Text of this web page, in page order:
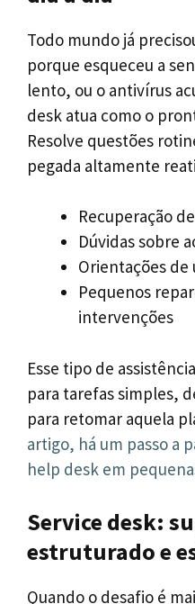
Todo mundo já
porque esqueceu a
lento, ou o antivírus
desk atua como o
Resolve questões
pegada altamente
Recuperação
Dúvidas sobre
Orientações de
Pequenos
intervenções
Esse tipo de
para tarefas simples,
para retomar aquela
artigo, há um passo a
help desk em
Service desk:
estruturado e
Quando o desafio é